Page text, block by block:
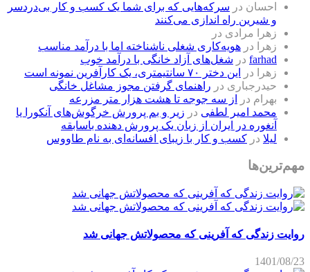
احسان در سرکه‌هایی که برای شما یک کسب و کار بی‌دردسر
و شیرین راه اندازی می‌کنند
زهرا مرادی در
زهرا
در هویه‌کاری شغلی ناشناخته اما با درآمد مناسب
farhad در شغل‌های آزاد خانگی با درآمد خوب
زهرا
در
این دختر ۷۰ سانتیمتری، یک کارآفرین نمونه است
حیدرجباری در راهنمای گرفتن مجوز مشاغل خانگی
بهرام در
از سه جوجه تا هشت هزار متر مزرعه
محمد امیر لطفی در زیر و بم پرورش خرگوش‌های آنکورا یا
آنغوره در ایران از زبان یک پرورش دهنده باسابقه
لیلا در کسب و کار با زیبای افسانه‌ای به نام طاووس
مهم‌ترین‌ها
روایت زندگی که آفرینی که محصولاتش جهانی شد
1401/08/23